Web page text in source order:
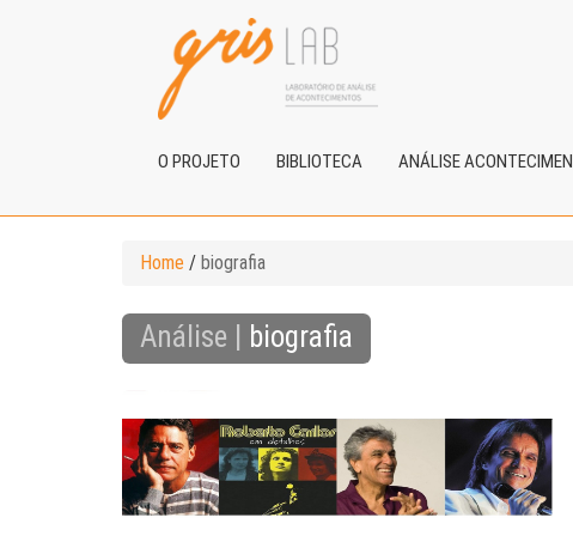
O PROJETO BIBLIOTECA ANÁLISE
Home / biografia
Análise | biografia